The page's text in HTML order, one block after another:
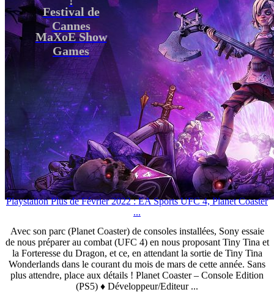
Festival de
Cannes
MaXoE Show
Games
Playstation Plus de Février 2022 : EA Sports UFC 4, Planet Coaster
...
Avec son parc (Planet Coaster) de consoles installées, Sony essaie
de nous préparer au combat (UFC 4) en nous proposant Tiny Tina et
la Forteresse du Dragon, et ce, en attendant la sortie de Tiny Tina
Wonderlands dans le courant du mois de mars de cette année. Sans
plus attendre, place aux détails ! Planet Coaster – Console Edition
(PS5) ♦ Développeur/Editeur ...